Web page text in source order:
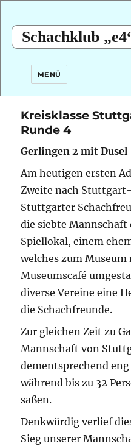
Schachklub
MENÜ
Kreisklasse
Runde 4
Gerlingen 2 mit Dusel
Am heutigen ersten
Zweite nach
Stuttgarter
die siebte
Spiellokal, einem
welches zum
Museumscafé
diverse Vereine eine
die Schachfreunde.
Zur gleichen Zeit zu
Mannschaft von
dementsprechend
während bis zu 32
saßen.
Denkwürdig verlief
Sieg unserer